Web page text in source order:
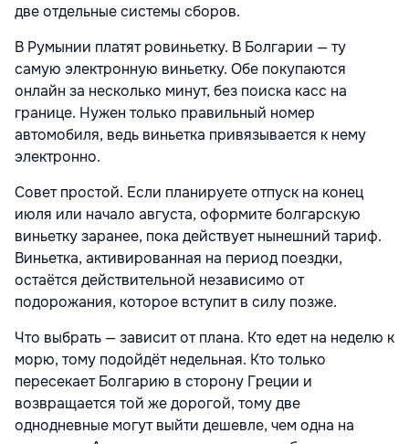
две отдельные системы сборов.
В Румынии платят ровиньетку. В Болгарии — ту
самую электронную виньетку. Обе покупаются
онлайн за несколько минут, без поиска касс на
границе. Нужен только правильный номер
автомобиля, ведь виньетка привязывается к нему
электронно.
Совет простой. Если планируете отпуск на конец
июля или начало августа, оформите болгарскую
виньетку заранее, пока действует нынешний тариф.
Виньетка, активированная на период поездки,
остаётся действительной независимо от
подорожания, которое вступит в силу позже.
Что выбрать — зависит от плана. Кто едет на неделю к
морю, тому подойдёт недельная. Кто только
пересекает Болгарию в сторону Греции и
возвращается той же дорогой, тому две
однодневные могут выйти дешевле, чем одна на